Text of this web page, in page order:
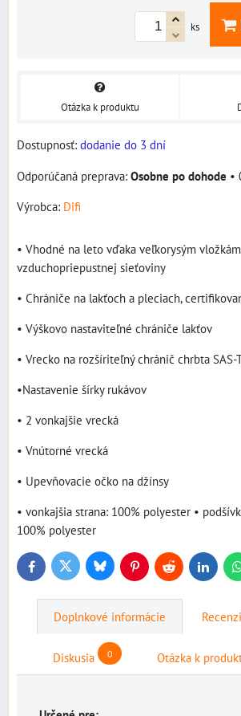
ks
Otázka k produktu
Dostupnosť: dodanie do 3 dní
Osobne po dohode •
Výrobca: Difi
• Vhodné na leto vďaka veľkorysým
vzduchopriepustnej sieťoviny
• Chrániče na lakťoch a pleciach,
• Výškovo nastaviteľné chrániče lakťov
• Vrecko na rozšíriteľný chránič chrbta SAS-
•Nastavenie šírky rukávov
• 2 vonkajšie vrecká
• Vnútorné vrecká
• Upevňovacie očko na džínsy
• vonkajšia strana: 100% polyester •
100% polyester
FacebookTwitter BlueskyPinterestReddit LinkedIn
Doplnkové informácie
Diskusia 0 Otázka k